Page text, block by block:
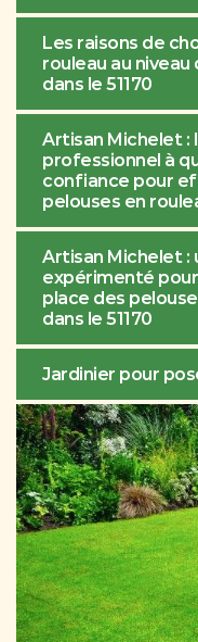
Les raisons de
rouleau au niveau
dans le 51170
Artisan Michelet :
professionnel à
confiance pour
pelouses en
Artisan Michelet :
expérimenté
place des
dans le 51170
Jardinier pour